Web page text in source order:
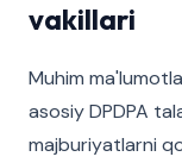
vakillari
Muhim
asosiy DPDPA
majburiyatlarni